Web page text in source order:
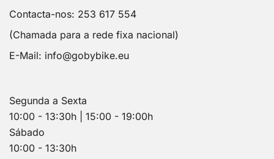
Contacta-nos: 253 617 554
(Chamada para a rede fixa nacional)
E-Mail: info@gobybike.eu
Segunda a Sexta
10:00 - 13:30h | 15:00 - 19:00h
Sábado
10:00 - 13:30h